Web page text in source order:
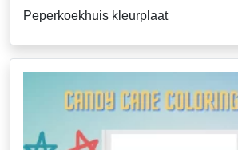
Peperkoekhuis kleurplaat